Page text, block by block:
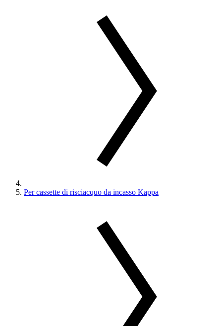
Per cassette di risciacquo da incasso Kappa